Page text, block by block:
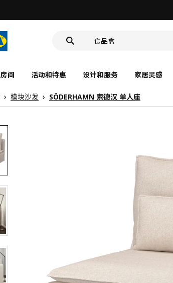
食品盒
食品盒
房间 活动和特惠 设计和服务 家居灵感
模块沙发 SÖDERHAMN 索德汉 单人座